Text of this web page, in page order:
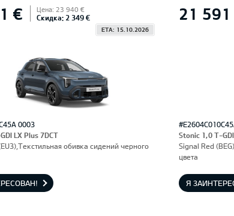
€ Цена: 23 940 €
Скидка: 2 349 €
ETA: 15.10.2026
0003
LX Plus 7DCT
обивка сидений черного
21 591
Stonic 1,0 T-
Signal Red
цвета
Я